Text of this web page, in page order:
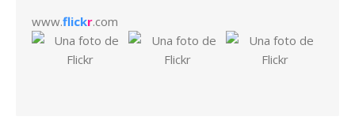
www.flickr.com